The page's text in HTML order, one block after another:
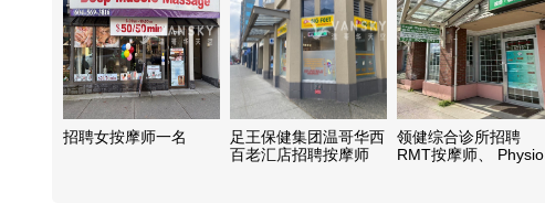
招聘女按摩师一名
足王保健集团温哥华西
百老汇店招聘按摩师
领健综合诊所招聘
RMT按摩师、 Physio